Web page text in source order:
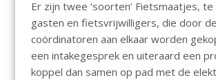
o
o
k
A
p
p
Er zijn twee ‘soorten’ Fietsmaatjes,
gasten en fietsvrijwilligers, die door de
coördinatoren aan elkaar worden
een intakegesprek en uiteraard een
koppel dan samen op pad met de